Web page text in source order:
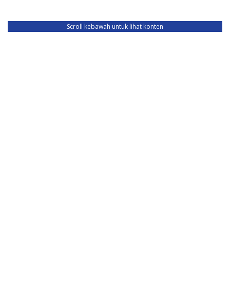
Scroll kebawah untuk lihat konten